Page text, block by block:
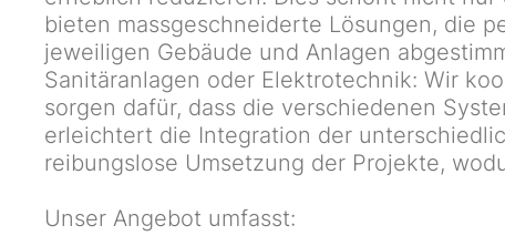
bieten massgeschneiderte Lösungen, die
jeweiligen Gebäude und Anlagen
Sanitäranlagen oder Elektrotechnik: Wir
sorgen dafür, dass die verschiedenen
erleichtert die Integration der
reibungslose Umsetzung der Projekte,
Unser Angebot umfasst: